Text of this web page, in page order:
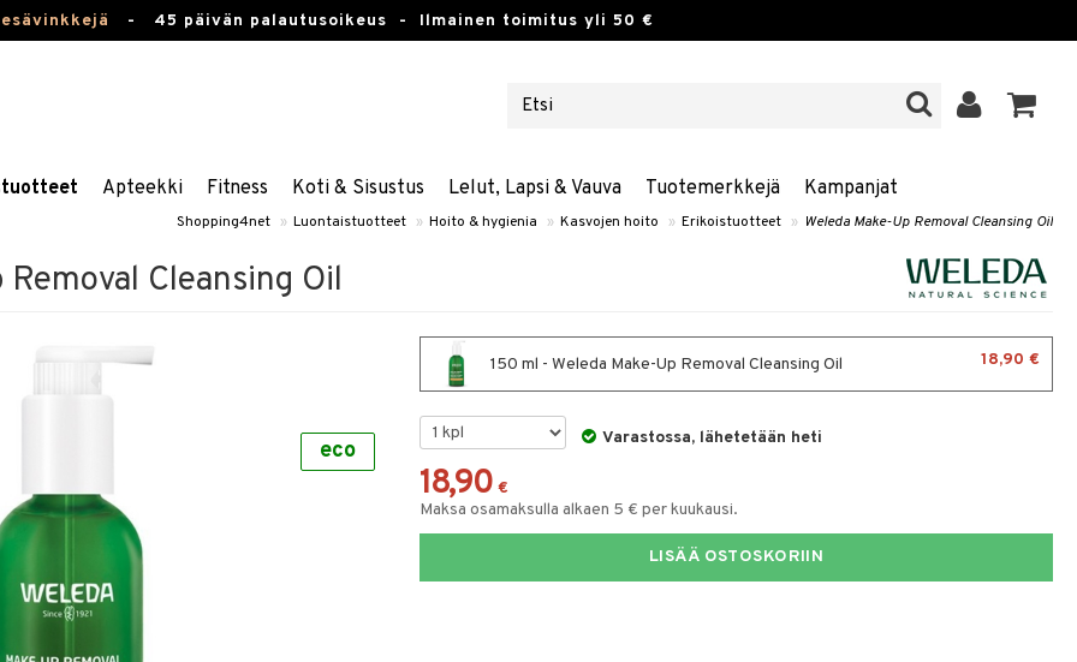
- 45 päivän palautusoikeus - Ilmainen toimitus yli 50 €
Apteekki Fitness Koti & Sisustus Lelut, Lapsi & Vauva Tuotemerkkejä Kampanjat
Shopping4net » Luontaistuotteet » Hoito & hygienia » Kasvojen hoito » Erikoistuotteet » Weleda Make-Up Removal Cleansing Oil
Cleansing Oil
eco
150 ml - Weleda Make-Up Removal Cleansing Oil 18,90 €
Varastossa, lähetetään heti
18,90 €
Maksa osamaksulla alkaen 5 € per kuukausi.
LISÄÄ OSTOSKORIIN